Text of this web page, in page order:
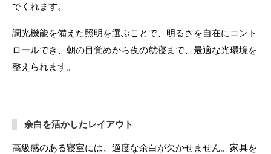
でくれます。
調光機能を備えた照明を選ぶことで、明るさを自在にコント
ロールでき、朝の目覚めから夜の就寝まで、最適な光環境を
整えられます。
余白を活かしたレイアウト
高級感のある寝室には、適度な余白が欠かせません。家具を